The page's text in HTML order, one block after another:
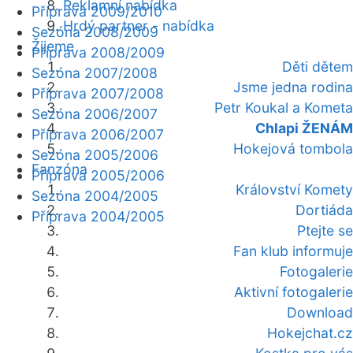
Reklamní nabídka
Hrdý partner - nabídka
Žijeme
Děti dětem
Jsme jedna rodina
Petr Koukal a Kometa
Chlapi ŽENÁM
Hokejová tombola
Fanzóna
Království Komety
Dortiáda
Ptejte se
Fan klub informuje
Fotogalerie
Aktivní fotogalerie
Download
Hokejchat.cz
Příprava 2009/2010
Sezóna 2008/2009
Příprava 2008/2009
Sezóna 2007/2008
Příprava 2007/2008
Sezóna 2006/2007
Příprava 2006/2007
Sezóna 2005/2006
Příprava 2005/2006
Sezóna 2004/2005
Příprava 2004/2005